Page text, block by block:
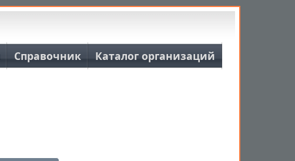
Справочник Каталог организаций